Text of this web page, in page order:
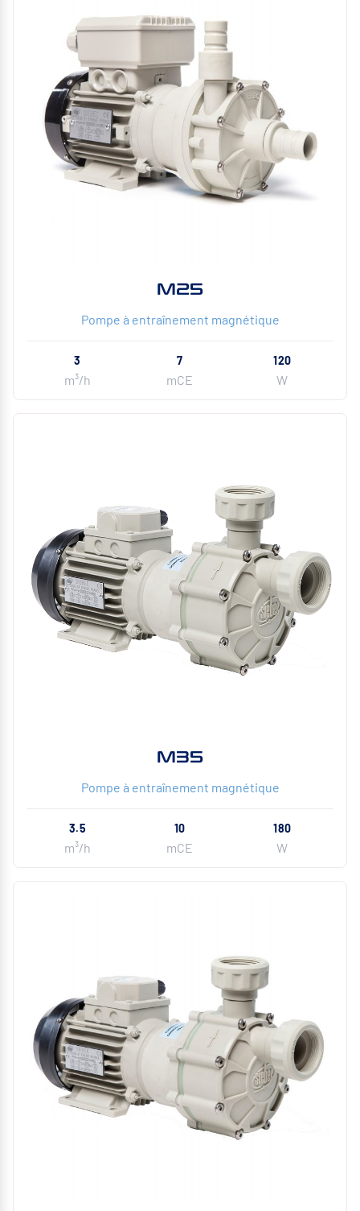
M25
Pompe à entraînement magnétique
3
m³/h
7
mCE
120
W
M35
Pompe à entraînement magnétique
3.5
m³/h
10
mCE
180
W